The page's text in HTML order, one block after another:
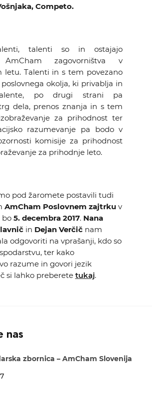
Želimo postati član
Competo.
talenti so in ostajajo
AmCham zagovorništva v
letu. Talenti in s tem povezano
okolja, ki privablja in
po drugi strani pa
dela, prenos znanja in s tem
za prihodnost ter
razumevanje pa bodo v
komisije za prihodnost
za prihodnje leto.
pod žaromete postavili tudi
AmCham Poslovnem zajtrkuv
bo 5. decembra 2017. Nana
in Dejan Verčičnam
odgovoriti na vprašanji, kdo so
ter kako
razume in govori jezik
si lahko preberete tukaj.
nas
zbornica – AmCham Slovenija